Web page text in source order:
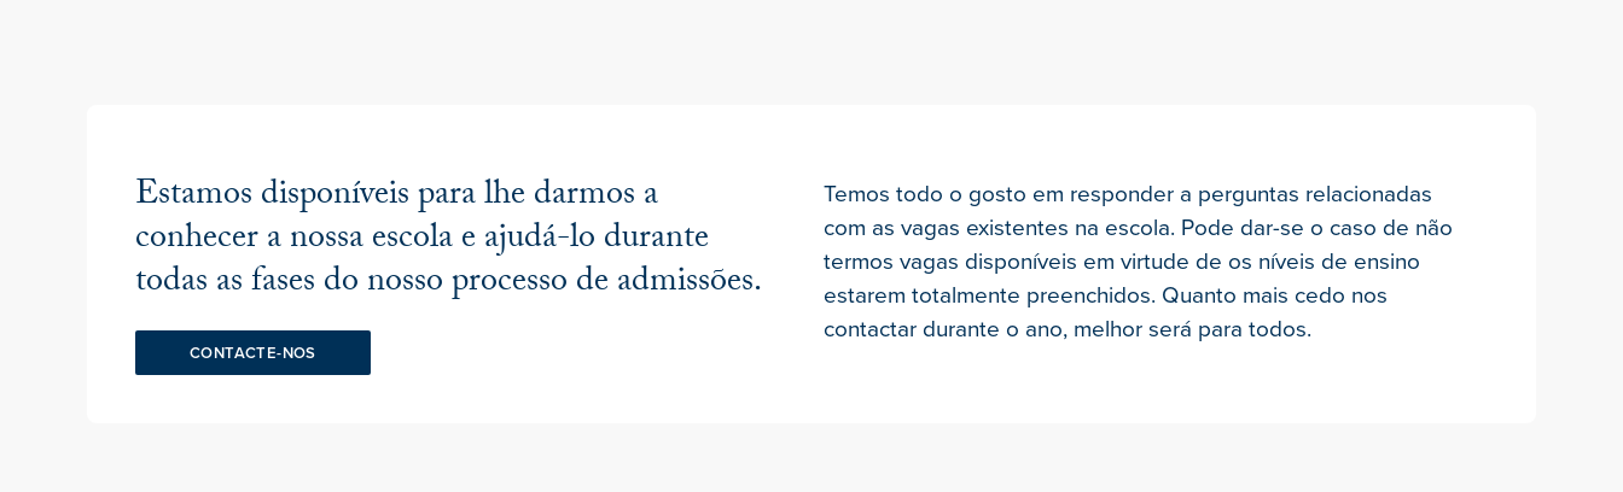
Estamos disponíveis para lhe darmos a
conhecer a nossa escola e ajudá-lo durante
todas as fases do nosso processo de admissões.
CONTACTE-NOS
Temos todo o gosto em responder a perguntas relacionadas
com as vagas existentes na escola. Pode dar-se o caso de não
termos vagas disponíveis em virtude de os níveis de ensino
estarem totalmente preenchidos. Quanto mais cedo nos
contactar durante o ano, melhor será para todos.